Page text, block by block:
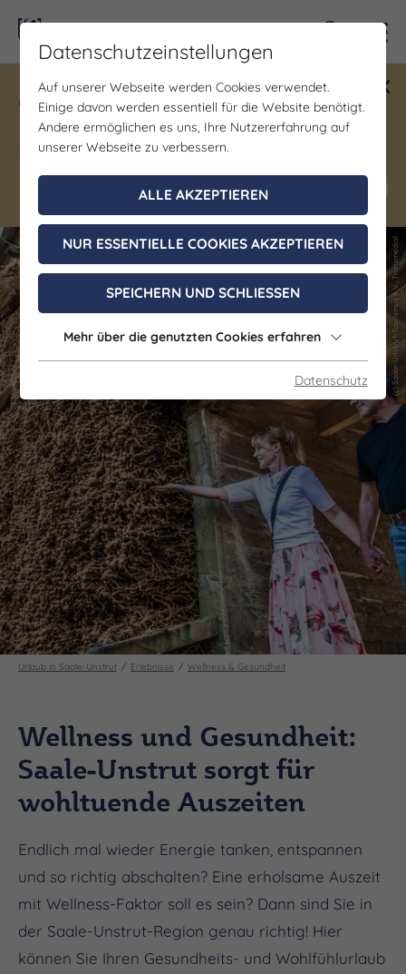
Gewinne ein Blind Date mit Saale-
Unstrut! Teilnahme vom 1.7. - 18.12.
möglich.
Jetzt mitmachen
(c) Saale-Unstrut-Tourismus e.V., Transmedial
(c) Saale-Unstrut-Tourismus e.V., Transmedial
Urlaub in Saale-Unstrut Erlebnisse Wellness & Gesundheit
Wellness und Gesundheit:
Saale-Unstrut sorgt für
wohltuende Auszeiten
Endlich mal wieder Energie tanken, entspannen
und so richtig abschalten? Eine erholsame Auszeit
mit Wellness-Faktor soll es sein? Dann sind Sie in
der Saale-Unstrut-Region genau richtig! Hier
können Sie Ihren Gesundheits- und Wohlfühlurlaub
Datenschutzeinstellungen
Auf unserer Webseite werden Cookies verwendet.
Einige davon werden essentiell für die Website benötigt.
Andere ermöglichen es uns, Ihre Nutzererfahrung auf
unserer Webseite zu verbessern.
ALLE AKZEPTIEREN
NUR ESSENTIELLE COOKIES AKZEPTIEREN
SPEICHERN UND SCHLIESSEN
Mehr über die genutzten Cookies erfahren
Datenschutz